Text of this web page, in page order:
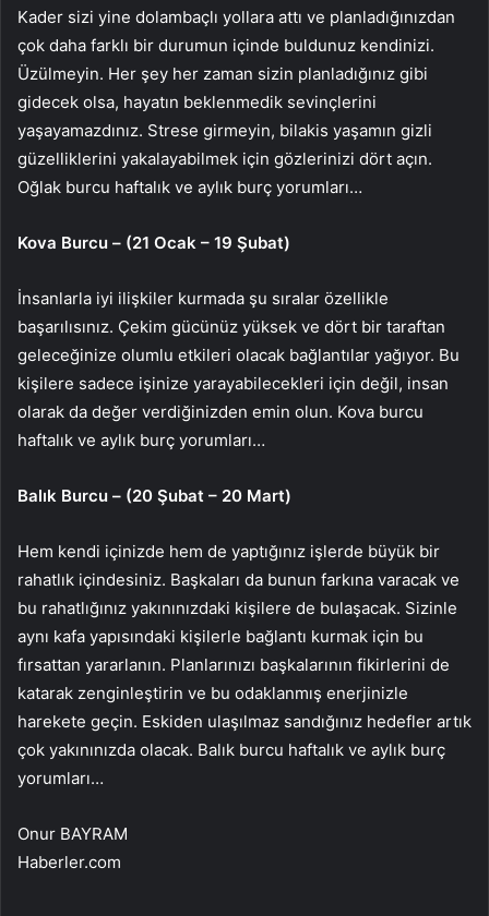
Kader sizi yine dolambaçlı yollara attı ve planladığınızdan
çok daha farklı bir durumun içinde buldunuz kendinizi.
Üzülmeyin. Her şey her zaman sizin planladığınız gibi
gidecek olsa, hayatın beklenmedik sevinçlerini
yaşayamazdınız. Strese girmeyin, bilakis yaşamın gizli
güzelliklerini yakalayabilmek için gözlerinizi dört açın.
Oğlak burcu haftalık ve aylık burç yorumları…
Kova Burcu – (21 Ocak – 19 Şubat)
İnsanlarla iyi ilişkiler kurmada şu sıralar özellikle
başarılısınız. Çekim gücünüz yüksek ve dört bir taraftan
geleceğinize olumlu etkileri olacak bağlantılar yağıyor. Bu
kişilere sadece işinize yarayabilecekleri için değil, insan
olarak da değer verdiğinizden emin olun. Kova burcu
haftalık ve aylık burç yorumları…
Balık Burcu – (20 Şubat – 20 Mart)
Hem kendi içinizde hem de yaptığınız işlerde büyük bir
rahatlık içindesiniz. Başkaları da bunun farkına varacak ve
bu rahatlığınız yakınınızdaki kişilere de bulaşacak. Sizinle
aynı kafa yapısındaki kişilerle bağlantı kurmak için bu
fırsattan yararlanın. Planlarınızı başkalarının fikirlerini de
katarak zenginleştirin ve bu odaklanmış enerjinizle
harekete geçin. Eskiden ulaşılmaz sandığınız hedefler artık
çok yakınınızda olacak. Balık burcu haftalık ve aylık burç
yorumları…
Onur BAYRAM
Haberler.com